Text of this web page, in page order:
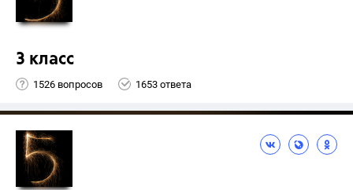
3 класс
1526 вопросов 1653 ответа